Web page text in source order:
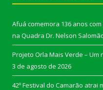
Afuá comemora 136 anos
na Quadra Dr. Nelson
Projeto Orla Mais Verde –
3 de agosto de 2026
42º Festival do Camarão atrai